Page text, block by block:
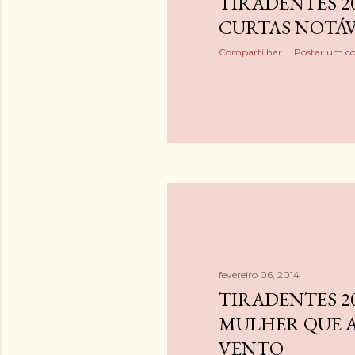
CURTAS
Compartilhar Postar um
fevereiro 06, 2014
TIRADENTES
MULHER QUE
VENTO